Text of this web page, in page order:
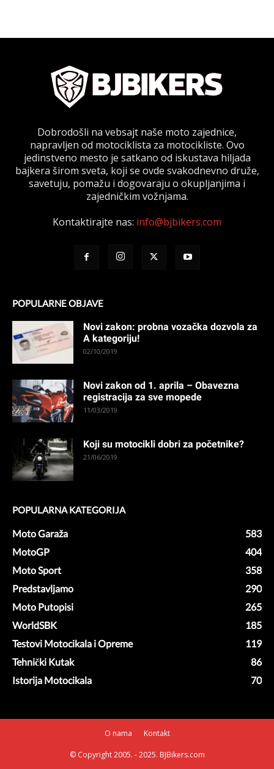
Dobrodošli na vebsajt naše moto zajednice,
napravljen od motociklista za motocikliste. Ovo
jedinstveno mesto je satkano od iskustava hiljada
bajkera širom sveta, koji se ovde svakodnevno druže,
savetuju, pomažu i dogovaraju o okupljanjima i
zajedničkim vožnjama.
Kontaktirajte nas: info@bjbikers.com
POPULARNE OBJAVE
Novi zakon: probna vozačka dozvola za
A kategoriju!
02/10/2019
Novi zakon od 1. aprila – Obavezna
registracija za sve mopede
11/03/2019
Koji su motocikli dobri za početnike?
21/06/2019
POPULARNA KATEGORIJA
Moto Garaža
583
MotoGP
404
Moto Sport
358
Predstavljamo
290
Moto Putopisi
265
WorldSBK
185
Testovi Motocikala i Opreme
119
Tehnički Kutak
86
Istorija Motocikala
70
O nama Kontakt
© Copyright 2005. - 2025. BJBikers.com